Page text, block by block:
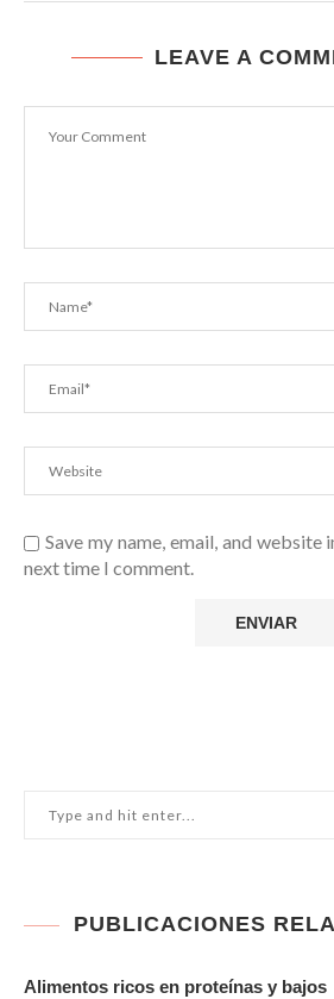
LEAVE A
Save my name, email, and
next time I comment.
PUBLICACIONES
Alimentos ricos en proteínas y bajos